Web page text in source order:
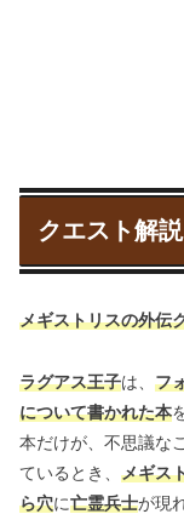
クエスト解説
メギストリスの外伝
ラグアス王子は、 フ
について書かれた本
本だけが、不思議な
ているとき、 メギス
ら穴に亡霊兵士が現